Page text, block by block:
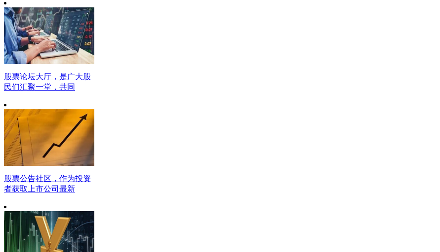
股票论坛大厅，是广大股
民们汇聚一堂，共同
股票公告社区，作为投资
者获取上市公司最新